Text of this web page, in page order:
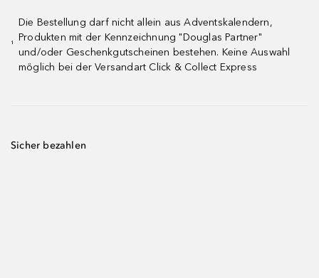
¹
Die Bestellung darf nicht allein aus Adventskalendern,
Produkten mit der Kennzeichnung "Douglas Partner"
und/oder Geschenkgutscheinen bestehen. Keine Auswahl
möglich bei der Versandart Click & Collect Express
Sicher bezahlen